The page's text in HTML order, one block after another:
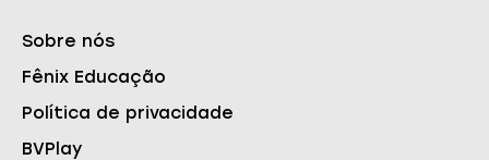
Sobre nós
Fênix Educação
Política de privacidade
BVPlay